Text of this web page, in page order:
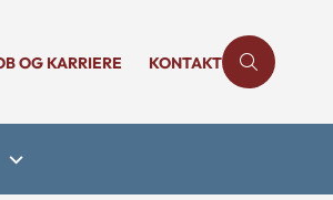
OG KARRIERE KONTAKT